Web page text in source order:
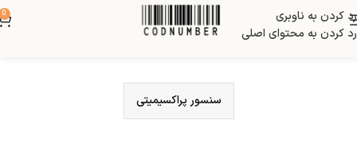
رد کردن به ناوبری
رد کردن به محتوای اصلی
0
سنسور پراکسیمیتی